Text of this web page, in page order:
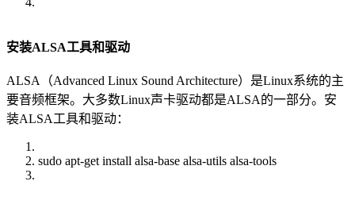
安装ALSA工具和驱动
ALSA（Advanced Linux Sound Architecture）是Linux系统的主
要音频框架。大多数Linux声卡驱动都是ALSA的一部分。安
装ALSA工具和驱动：
sudo apt-get install alsa-base alsa-utils alsa-tools